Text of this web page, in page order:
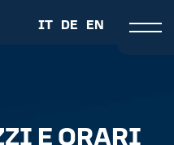
IT DE EN
E ORARI